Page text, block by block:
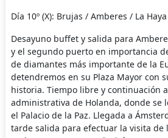
Día 10º (X): Brujas / Amberes / La
Desayuno buffet y salida para
y el segundo puerto en importancia
de diamantes más importante de la
detendremos en su Plaza Mayor con
historia. Tiempo libre y continuación
administrativa de Holanda, donde se
el Palacio de la Paz. Llegada a
tarde salida para efectuar la visita de